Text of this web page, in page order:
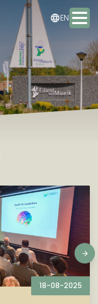
EN
NL
DE
18-08-2025